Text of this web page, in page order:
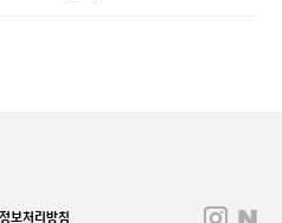
보처리방침